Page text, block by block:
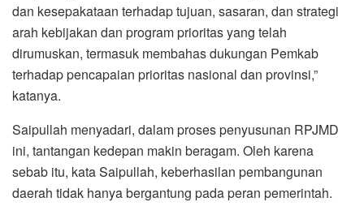
dan kesepakataan terhadap tujuan, sasaran, dan strategi
arah kebijakan dan program prioritas yang telah
dirumuskan, termasuk membahas dukungan Pemkab
terhadap pencapaian prioritas nasional dan provinsi,”
katanya.
Saipullah menyadari, dalam proses penyusunan RPJMD
ini, tantangan kedepan makin beragam. Oleh karena
sebab itu, kata Saipullah, keberhasilan pembangunan
daerah tidak hanya bergantung pada peran pemerintah.